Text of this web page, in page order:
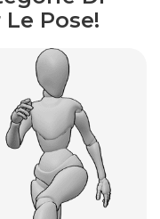
Pose!